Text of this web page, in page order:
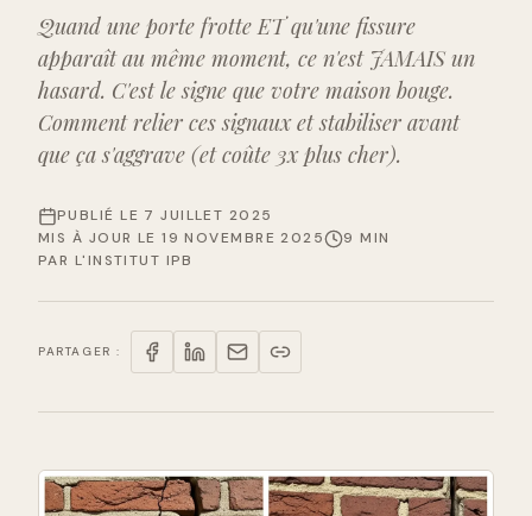
Quand une porte frotte ET qu'une fissure
apparaît au même moment, ce n'est JAMAIS un
hasard. C'est le signe que votre maison bouge.
Comment relier ces signaux et stabiliser avant
que ça s'aggrave (et coûte 3x plus cher).
PUBLIÉ LE 7 JUILLET 2025
MIS À JOUR LE19 NOVEMBRE 2025
9 MIN
PAR L'INSTITUT IPB
PARTAGER :